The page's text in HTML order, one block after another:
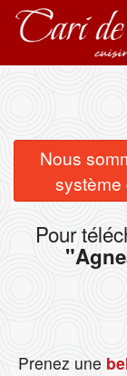
Commander en
Emplacement
Français
Nous
système
Pour
Prenez une